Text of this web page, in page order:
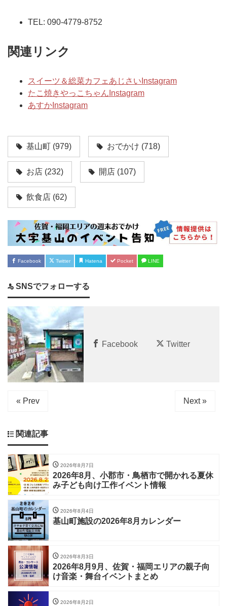
TEL: 090-4779-8752
関連リンク
スイーツ＆総菜カフェあじさいInstagram
たこ焼きやっこちゃんInstagram
あすかInstagram
基山町 (979) おでかけ (718)
お店 (232) 開店 (107)
飲食店 (62)
Facebook Twitter Hatena Pocket LINE
SNSでフォローする
Facebook Twitter
« Prev Next »
関連記事
2026年8月7日
2026年8月、小郡市・鳥栖市で開かれる夏休
み子ども向け工作イベント情報
2026年8月4日
基山町施設の2026年8月カレンダー
2026年8月3日
2026年8月9月、佐賀・福岡エリアの親子向
け音楽・舞台イベントまとめ
2026年8月2日